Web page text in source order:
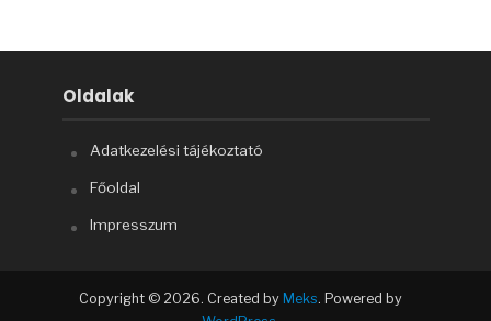
Oldalak
Adatkezelési tájékoztató
Főoldal
Impresszum
Copyright © 2026. Created by Meks. Powered by